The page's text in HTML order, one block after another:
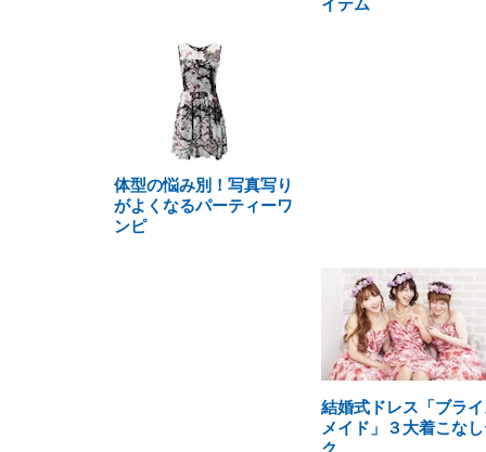
イテム
体型の悩み別！写真写り
がよくなるパーティーワ
ンピ
結婚式ドレス「ブラ
メイド」３大着こな
ク